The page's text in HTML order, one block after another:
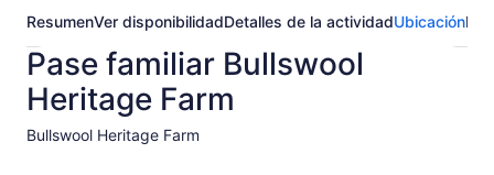
ResumenVer disponibilidadDetalles de la actividadUbicación
Pase familiar Bullswool
Heritage Farm
Bullswool Heritage Farm​